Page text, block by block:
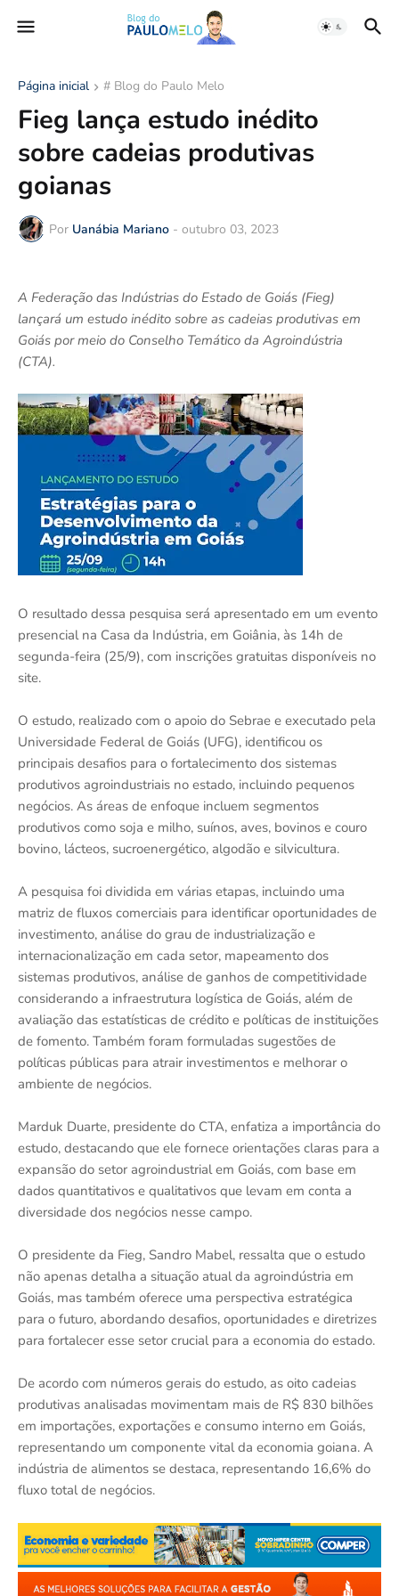
Página inicial # Blog do Paulo Melo
Fieg lança estudo inédito
sobre cadeias produtivas
goianas
Por Uanábia Mariano - outubro 03, 2023
A Federação das Indústrias do Estado de Goiás (Fieg)
lançará um estudo inédito sobre as cadeias produtivas em
Goiás por meio do Conselho Temático da Agroindústria
(CTA).
O resultado dessa pesquisa será apresentado em um evento
presencial na Casa da Indústria, em Goiânia, às 14h de
segunda-feira (25/9), com inscrições gratuitas disponíveis no
site.
O estudo, realizado com o apoio do Sebrae e executado pela
Universidade Federal de Goiás (UFG), identificou os
principais desafios para o fortalecimento dos sistemas
produtivos agroindustriais no estado, incluindo pequenos
negócios. As áreas de enfoque incluem segmentos
produtivos como soja e milho, suínos, aves, bovinos e couro
bovino, lácteos, sucroenergético, algodão e silvicultura.
A pesquisa foi dividida em várias etapas, incluindo uma
matriz de fluxos comerciais para identificar oportunidades de
investimento, análise do grau de industrialização e
internacionalização em cada setor, mapeamento dos
sistemas produtivos, análise de ganhos de competitividade
considerando a infraestrutura logística de Goiás, além de
avaliação das estatísticas de crédito e políticas de instituições
de fomento. Também foram formuladas sugestões de
políticas públicas para atrair investimentos e melhorar o
ambiente de negócios.
Marduk Duarte, presidente do CTA, enfatiza a importância do
estudo, destacando que ele fornece orientações claras para a
expansão do setor agroindustrial em Goiás, com base em
dados quantitativos e qualitativos que levam em conta a
diversidade dos negócios nesse campo.
O presidente da Fieg, Sandro Mabel, ressalta que o estudo
não apenas detalha a situação atual da agroindústria em
Goiás, mas também oferece uma perspectiva estratégica
para o futuro, abordando desafios, oportunidades e diretrizes
para fortalecer esse setor crucial para a economia do estado.
De acordo com números gerais do estudo, as oito cadeias
produtivas analisadas movimentam mais de R$ 830 bilhões
em importações, exportações e consumo interno em Goiás,
representando um componente vital da economia goiana. A
indústria de alimentos se destaca, representando 16,6% do
fluxo total de negócios.